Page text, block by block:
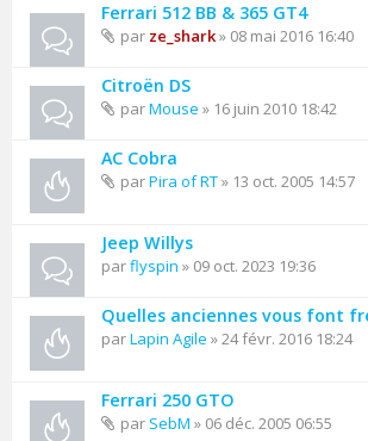
Ferrari 512 BB & 365 GT4
par ze_shark» 08 mai 2016 16:40
Citroën DS
parMouse » 16 juin 2010 18:42
AC Cobra
parPira of RT» 13 oct. 2005 14:57
Jeep Willys
parflyspin » 09 oct. 2023 19:36
Quelles anciennes vous font
parLapin Agile » 24 févr. 2016 18:24
Ferrari 250 GTO
par SebM » 06 déc. 2005 06:55